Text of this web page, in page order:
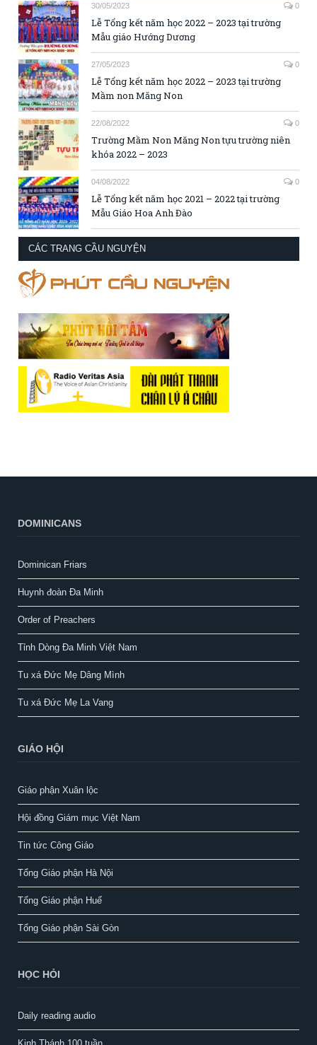
30/05/2023 0
Lễ Tổng kết năm học 2022 – 2023 tại trường
Mẫu giáo Hướng Dương
27/05/2023 0
Lễ Tổng kết năm học 2022 – 2023 tại trường
Mầm non Măng Non
22/08/2022 0
Trường Mầm Non Măng Non tựu trường niên
khóa 2022 – 2023
04/08/2022 0
Lễ Tổng kết năm học 2021 – 2022 tại trường
Mẫu Giáo Hoa Anh Đào
CÁC TRANG CẦU NGUYỆN
DOMINICANS
Dominican Friars
Huynh đoàn Đa Minh
Order of Preachers
Tỉnh Dòng Đa Minh Việt Nam
Tu xá Đức Mẹ Dâng Mình
Tu xá Đức Mẹ La Vang
GIÁO HỘI
Giáo phận Xuân lộc
Hội đồng Giám mục Việt Nam
Tin tức Công Giáo
Tổng Giáo phận Hà Nội
Tổng Giáo phận Huế
Tổng Giáo phận Sài Gòn
HỌC HỎI
Daily reading audio